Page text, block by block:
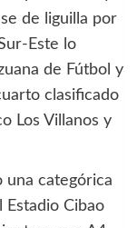
de liguilla por
Este lo
de Fútbol y
clasificado
Los Villanos y
una categórica
Cibao